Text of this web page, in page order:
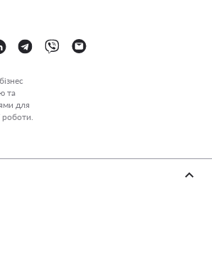
та
для
роботи.